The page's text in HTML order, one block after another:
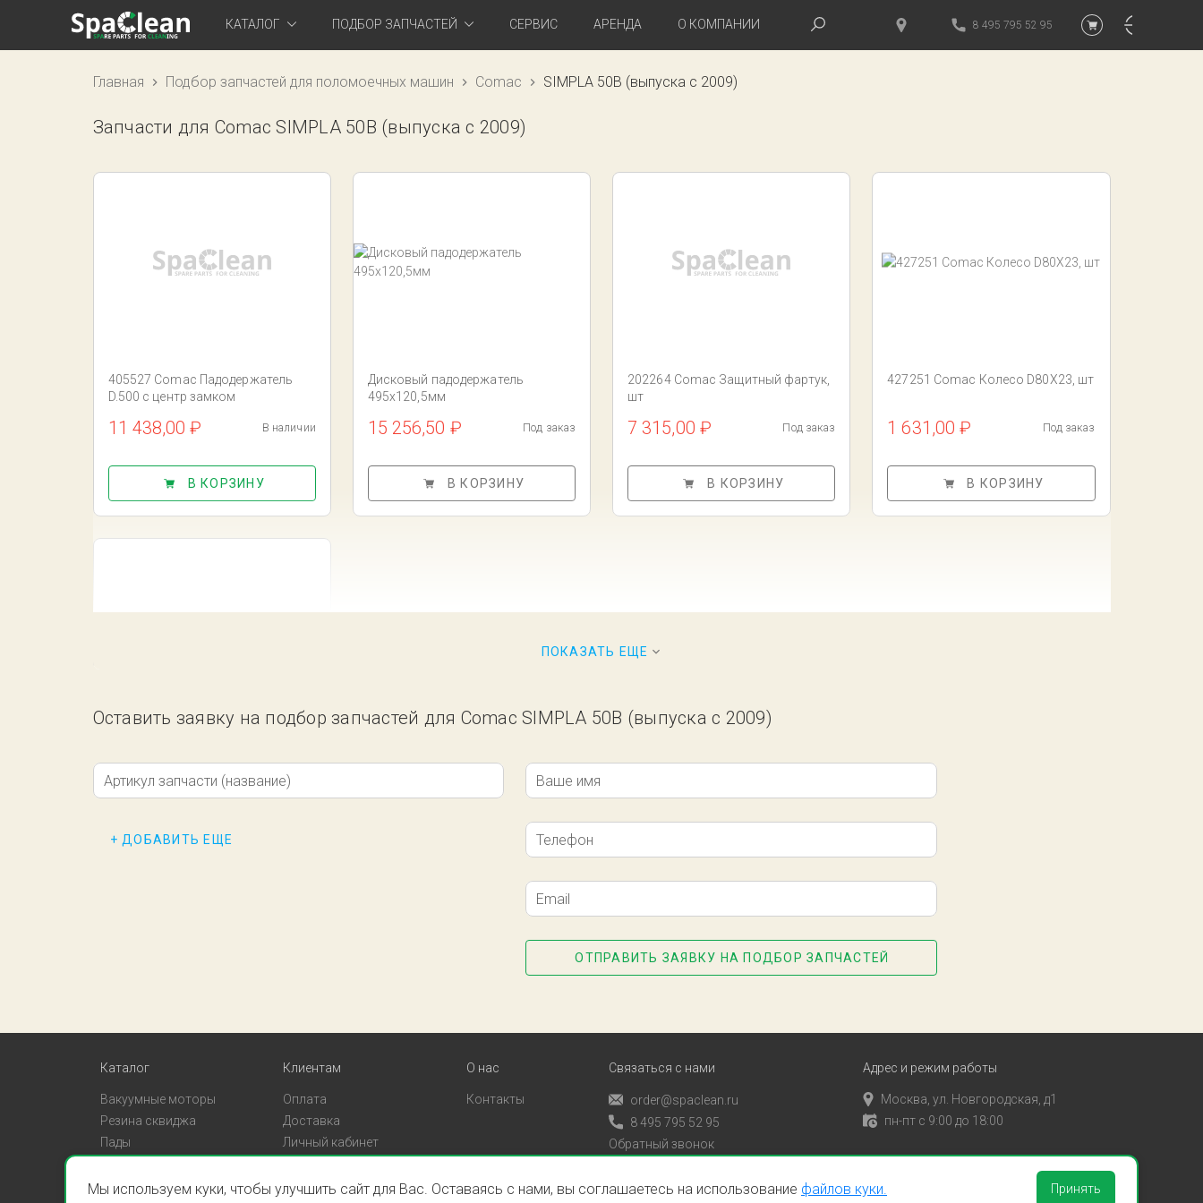
КАТАЛОГ ПОДБОР ЗАПЧАСТЕЙ СЕРВИС АРЕНДА О КОМПАНИИ 8 495 795 52 95
Главная Подбор запчастей для поломоечных машин Comac SIMPLA 50B (выпуска с 2009)
Запчасти для Comac SIMPLA 50B (выпуска с 2009)
405527 Comac Падодержатель
D.500 с центр замком
11 438,00 ₽ В наличии
В КОРЗИНУ
Дисковый падодержатель
495х120,5мм
15 256,50 ₽ Под заказ
В КОРЗИНУ
202264 Comac Защитный фартук,
шт
7 315,00 ₽ Под заказ
В КОРЗИНУ
427251 Comac Колесо D80X23, шт
1 631,00 ₽ Под заказ
В КОРЗИНУ
25 401,60 ₽ Под заказ
В КОРЗИНУ
ПОКАЗАТЬ ЕЩЕ
Оставить заявку на подбор запчастей для Comac SIMPLA 50B (выпуска с 2009)
Артикул запчасти (название)
+ ДОБАВИТЬ ЕЩЕ
Ваше имя
Телефон
Email
ОТПРАВИТЬ ЗАЯВКУ НА ПОДБОР ЗАПЧАСТЕЙ
Каталог
Вакуумные моторы
Резина сквиджа
Пады
Клиентам
Оплата
Доставка
Личный кабинет
О нас
Контакты
Связаться с нами
order@spaclean.ru
8 495 795 52 95
Обратный звонок
Адрес и режим работы
Москва, ул. Новгородская, д1
пн-пт с 9:00 до 18:00
Мы используем куки, чтобы улучшить сайт для Вас. Оставаясь с нами, вы соглашаетесь на использование файлов куки. Принять